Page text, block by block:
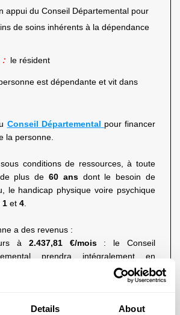
Details About
appui du Conseil Départemental pour
de soins inhérents à la dépendance
le résident
est dépendante et vit dans
Conseil Départemental pour financer
la personne.
conditions de ressources, à toute
plus de 60 ansdont le besoin de
le handicap physique voire psychique
1 et 4.
a des revenus :
à 2.437,81 €/mois: le Conseil
prendra intégralement en
le coût de la dépendance de la
Départemental pourra prendre en